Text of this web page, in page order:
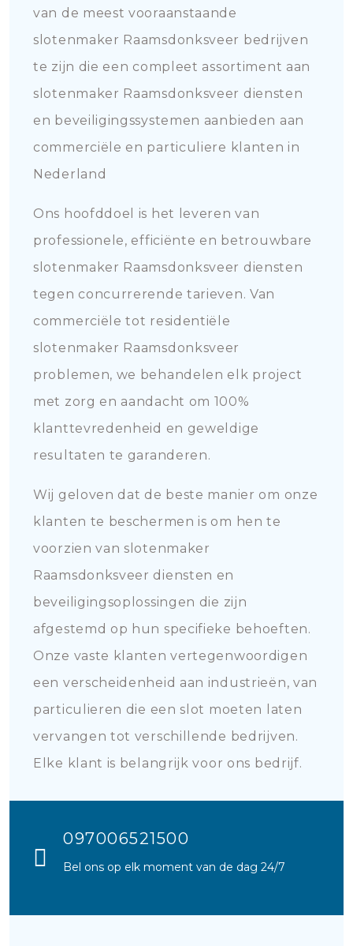
van de meest vooraanstaande
slotenmaker Raamsdonksveer bedrijven
te zijn die een compleet assortiment aan
slotenmaker Raamsdonksveer diensten
en beveiligingssystemen aanbieden aan
commerciële en particuliere klanten in
Nederland
Ons hoofddoel is het leveren van
professionele, efficiënte en betrouwbare
slotenmaker Raamsdonksveer diensten
tegen concurrerende tarieven. Van
commerciële tot residentiële
slotenmaker Raamsdonksveer
problemen, we behandelen elk project
met zorg en aandacht om 100%
klanttevredenheid en geweldige
resultaten te garanderen.
Wij geloven dat de beste manier om onze
klanten te beschermen is om hen te
voorzien van slotenmaker
Raamsdonksveer diensten en
beveiligingsoplossingen die zijn
afgestemd op hun specifieke behoeften.
Onze vaste klanten vertegenwoordigen
een verscheidenheid aan industrieën, van
particulieren die een slot moeten laten
vervangen tot verschillende bedrijven.
Elke klant is belangrijk voor ons bedrijf.
097006521500
Bel ons op elk moment van de dag 24/7